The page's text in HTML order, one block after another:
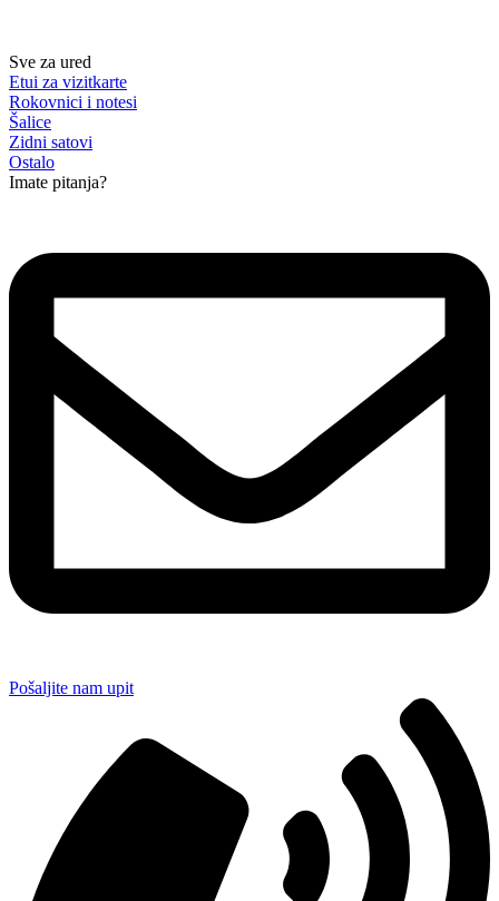
Sve za ured
Etui za vizitkarte
Rokovnici i notesi
Šalice
Zidni satovi
Ostalo
Imate pitanja?
Pošaljite nam upit